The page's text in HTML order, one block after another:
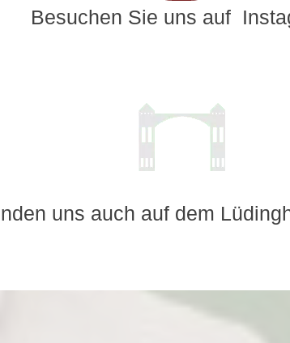
Besuchen Sie uns auf
uns auch auf dem